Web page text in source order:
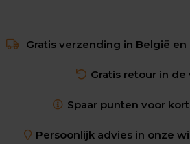
Gratis verzending in België
Gratis retour in de
Spaar punten voor
Persoonlijk advies in onze